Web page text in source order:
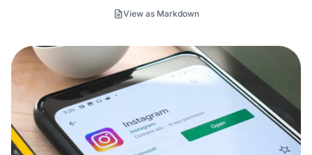
View as Markdown